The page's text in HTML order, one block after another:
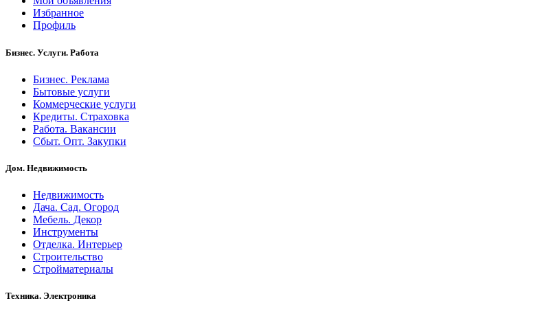
Избранное
Профиль
Бизнес. Услуги. Работа
Бизнес. Реклама
Бытовые услуги
Коммерческие услуги
Кредиты. Страховка
Работа. Вакансии
Сбыт. Опт. Закупки
Дом. Недвижимость
Недвижимость
Дача. Сад. Огород
Мебель. Декор
Инструменты
Отделка. Интерьер
Строительство
Стройматериалы
Техника. Электроника